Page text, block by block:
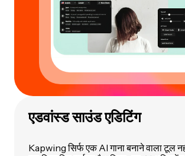
एडवांस्ड साउंड एडिटिंग
Kapwing सिर्फ एक AI गाना बनाने वाला टूल